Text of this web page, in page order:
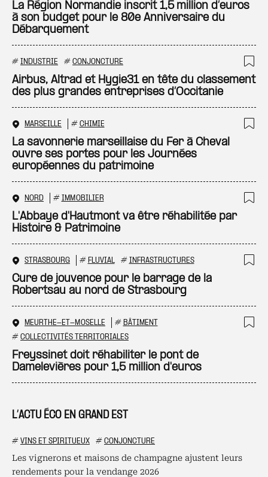
L’ACTU ÉCO EN GRAND EST
# VINS ET SPIRITUEUX # CONJONCTURE
Les vignerons et maisons de champagne ajustent leurs
rendements pour la vendange 2026
La Région Normandie inscrit 1,5 million d’euros
à son budget pour le 80e Anniversaire du
Débarquement
# INDUSTRIE # CONJONCTURE
Airbus, Altrad et Hygie31 en tête du classement
des plus grandes entreprises d’Occitanie
MARSEILLE # CHIMIE
La savonnerie marseillaise du Fer à Cheval
ouvre ses portes pour les Journées
européennes du patrimoine
NORD # IMMOBILIER
L'Abbaye d'Hautmont va être réhabilitée par
Histoire & Patrimoine
STRASBOURG # FLUVIAL # INFRASTRUCTURES
Cure de jouvence pour le barrage de la
Robertsau au nord de Strasbourg
MEURTHE-ET-MOSELLE # BÂTIMENT
# COLLECTIVITÉS TERRITORIALES
Freyssinet doit réhabiliter le pont de
Damelevières pour 1,5 million d'euros